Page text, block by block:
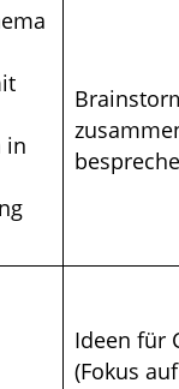
in
Ideen für
(Fokus